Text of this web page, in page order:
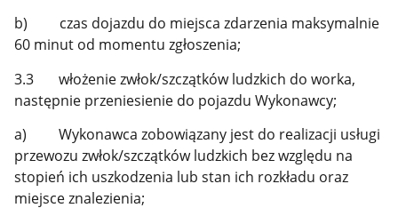
b) czas dojazdu do miejsca zdarzenia maksymalnie
60 minut od momentu zgłoszenia;
3.3 włożenie zwłok/szczątków ludzkich do worka,
następnie przeniesienie do pojazdu Wykonawcy;
a) Wykonawca zobowiązany jest do realizacji usługi
przewozu zwłok/szczątków ludzkich bez względu na
stopień ich uszkodzenia lub stan ich rozkładu oraz
miejsce znalezienia;